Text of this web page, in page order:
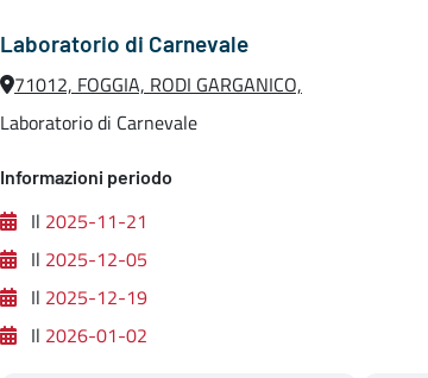
Laboratorio di Carnevale
71012, FOGGIA, RODI GARGANICO,
Laboratorio di Carnevale
Informazioni periodo
Il 2025-11-21
Il 2025-12-05
Il 2025-12-19
Il 2026-01-02